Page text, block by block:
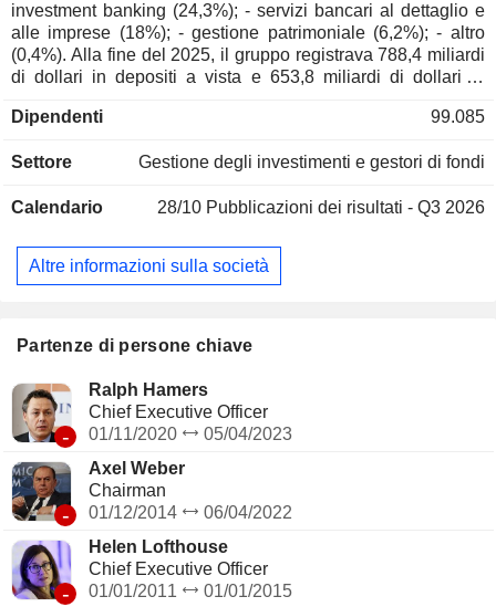
investment banking (24,3%); - servizi bancari al dettaglio e
alle imprese (18%); - gestione patrimoniale (6,2%); - altro
(0,4%). Alla fine del 2025, il gruppo registrava 788,4 miliardi
di dollari in depositi a vista e 653,8 miliardi di dollari in
Dipendenti
99.085
Settore Gestione degli investimenti e gestori di fondi
Calendario 28/10 Pubblicazioni dei risultati - Q3 2026
Altre informazioni sulla società
Partenze di persone chiave
-
Ralph Hamers
Chief Executive Officer
01/11/2020
05/04/2023
-
Axel Weber
Chairman
01/12/2014
06/04/2022
-
Helen Lofthouse
Chief Executive Officer
01/01/2011
01/01/2015